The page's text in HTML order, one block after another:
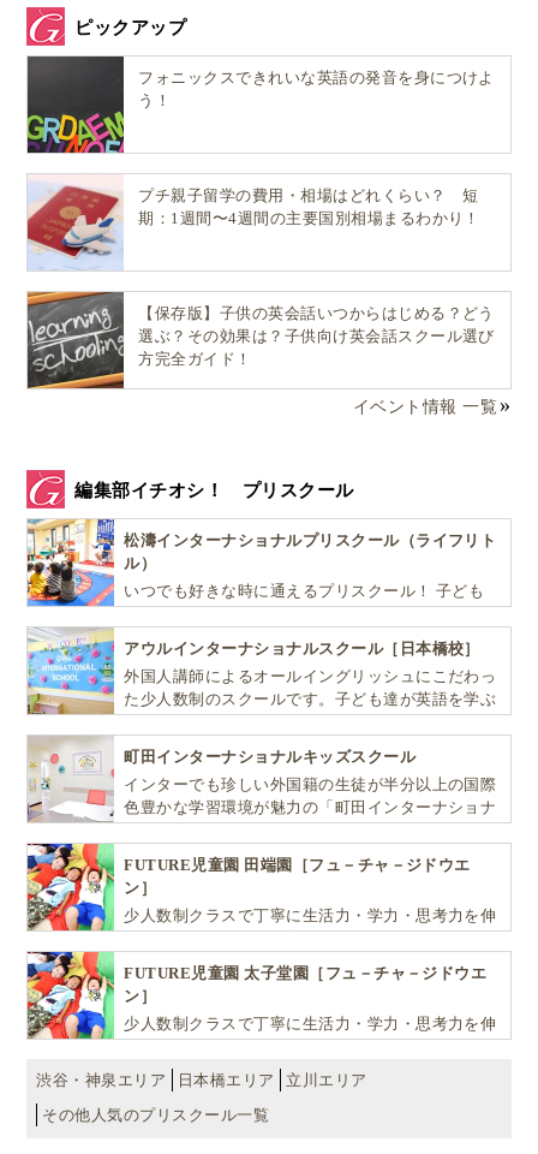
ピックアップ
フォニックスできれいな英語の発音を身につけよ
う！
プチ親子留学の費用・相場はどれくらい？ 短
期：1週間〜4週間の主要国別相場まるわかり！
【保存版】子供の英会話いつからはじめる？どう
選ぶ？その効果は？子供向け英会話スクール選び
方完全ガイド！
イベント情報 一覧
編集部イチオシ！ プリスクール
松濤インターナショナルプリスクール（ライフリト
ル）
いつでも好きな時に通えるプリスクール！ 子ども
自ら進んで学ぶこと、考える力を育みます
アウルインターナショナルスクール［日本橋校］
外国人講師によるオールイングリッシュにこだわっ
た少人数制のスクールです。子ども達が英語を学ぶ
町田インターナショナルキッズスクール
インターでも珍しい外国籍の生徒が半分以上の国際
色豊かな学習環境が魅力の「町田インターナショナ
FUTURE児童園 田端園［フュ－チャ－ジドウエ
ン］
少人数制クラスで丁寧に生活力・学力・思考力を伸
FUTURE児童園 太子堂園［フュ－チャ－ジドウエ
ン］
少人数制クラスで丁寧に生活力・学力・思考力を伸
渋谷・神泉エリア
日本橋エリア
立川エリア
その他人気のプリスクール一覧